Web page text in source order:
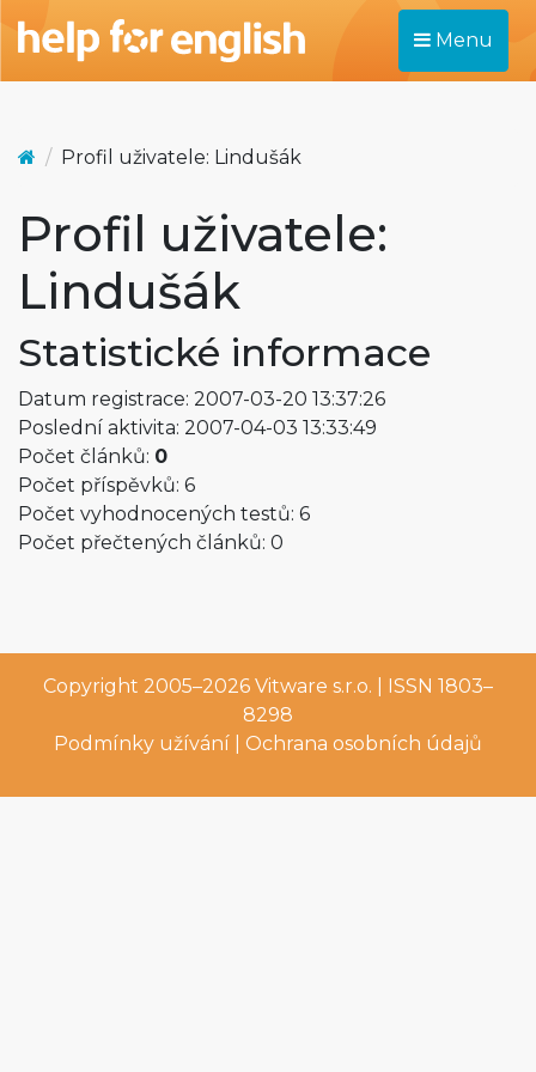
Menu
Profil uživatele: Lindušák
Profil uživatele:
Lindušák
Statistické informace
Datum registrace: 2007-03-20 13:37:26
Poslední aktivita: 2007-04-03 13:33:49
Počet článků: 0
Počet příspěvků: 6
Počet vyhodnocených testů: 6
Počet přečtených článků: 0
Copyright 2005–2026 Vitware s.r.o. | ISSN 1803–
8298
Podmínky užívání
Ochrana osobních údajů